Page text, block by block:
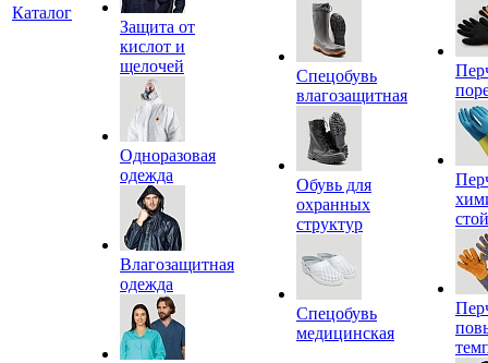
Каталог
Защита от
кислот и
щелочей
Одноразовая
одежда
Влагозащитная
одежда
Спецобувь
влагозащитная
Обувь для
охранных
структур
Спецобувь
медицинская